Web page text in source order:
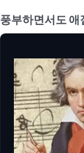
풍부하면서도